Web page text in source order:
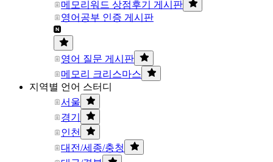
메모리워드 상점후기 게시판
영어공부 인증 게시판
영어 질문 게시판
메모리 크리스마스
지역별 언어 스터디
서울
경기
인천
대전/세종/충청